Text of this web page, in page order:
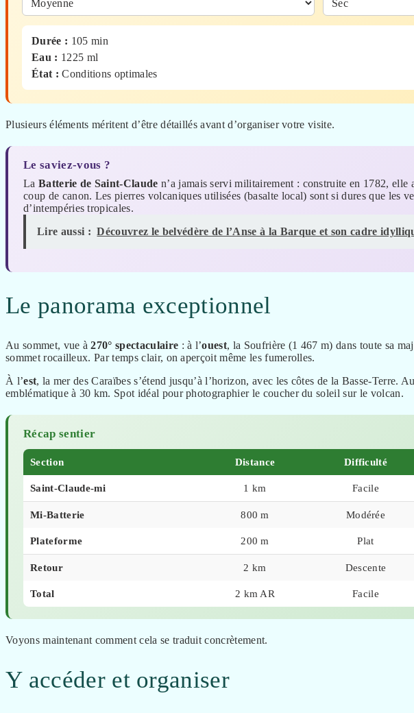
Durée : 105 min
Eau : 1225 ml
État : Conditions optimales
Plusieurs éléments méritent d’être détaillés avant d’organiser votre visite.
Le saviez-vous ?
La Batterie de Saint-Claude n’a jamais servi militairement : construite en 1782, elle
coup de canon. Les pierres volcaniques utilisées (basalte local) sont si dures que les
d’intempéries tropicales.
Lire aussi : Découvrez le belvédère de l’Anse à la Barque et son cadre
Le panorama exceptionnel
Au sommet, vue à270° spectaculaire : à l’ouest, la Soufrière (1 467 m) dans toute sa
sommet rocailleux. Par temps clair, on aperçoit même les fumerolles.
À l’est, la mer des Caraïbes s’étend jusqu’à l’horizon, avec les côtes de la Basse-Terre. Au
emblématique à 30 km. Spot idéal pour photographier le coucher du soleil sur le volcan.
Récap sentier
Section Distance Difficulté
Saint-Claude-mi 1 km Facile
Mi-Batterie 800 m Modérée
Plateforme 200 m Plat
Retour 2 km Descente
Total 2 km AR Facile
Voyons maintenant comment cela se traduit concrètement.
Y accéder et organiser